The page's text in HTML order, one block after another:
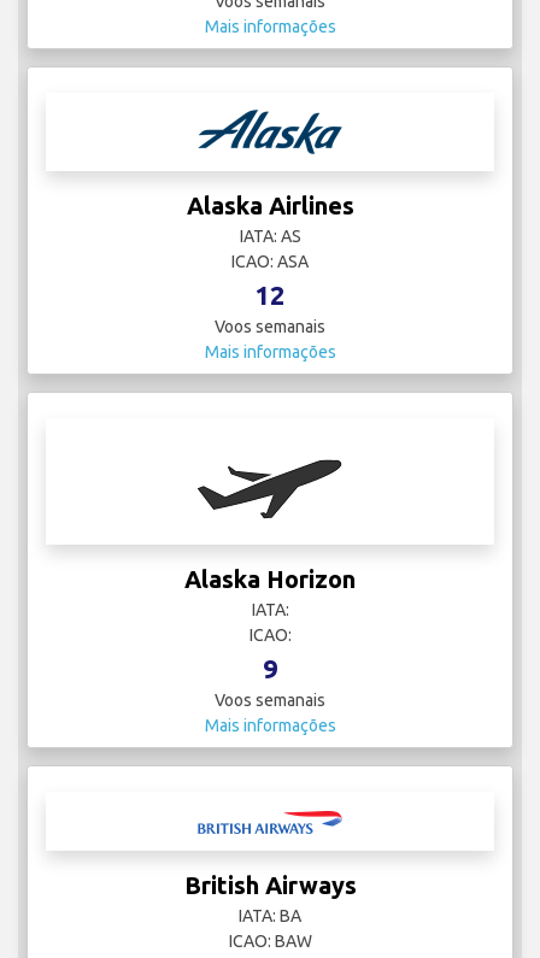
Mais informações
Alaska Airlines
IATA: AS
ICAO: ASA
12
Voos semanais
Mais informações
Alaska Horizon
IATA:
ICAO:
9
Voos semanais
Mais informações
British Airways
IATA: BA
ICAO: BAW